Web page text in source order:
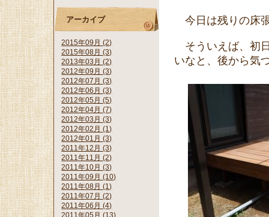
今日は残りの床
そういえば、初
いなと、後から気
アーカイブ
2015年09月 (2)
2015年08月 (3)
2013年03月 (2)
2012年09月 (3)
2012年07月 (3)
2012年06月 (3)
2012年05月 (5)
2012年04月 (7)
2012年03月 (3)
2012年02月 (1)
2012年01月 (3)
2011年12月 (3)
2011年11月 (2)
2011年10月 (3)
2011年09月 (10)
2011年08月 (1)
2011年07月 (2)
2011年06月 (4)
2011年05月 (13)